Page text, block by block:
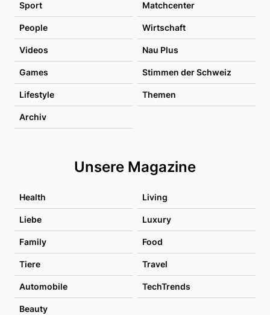
Sport Matchcenter
People Wirtschaft
Videos Nau Plus
Games Stimmen der Schweiz
Lifestyle Themen
Archiv
Unsere Magazine
Health Living
Liebe Luxury
Family Food
Tiere Travel
Automobile TechTrends
Beauty